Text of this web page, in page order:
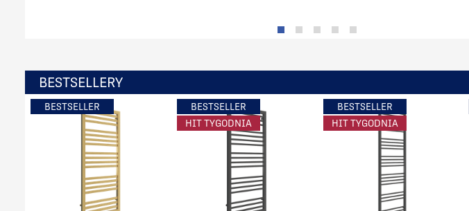
BESTSELLERY
BESTSELLER
BESTSELLER
HIT TYGODNIA
BESTSELLER
HIT TYGODNIA